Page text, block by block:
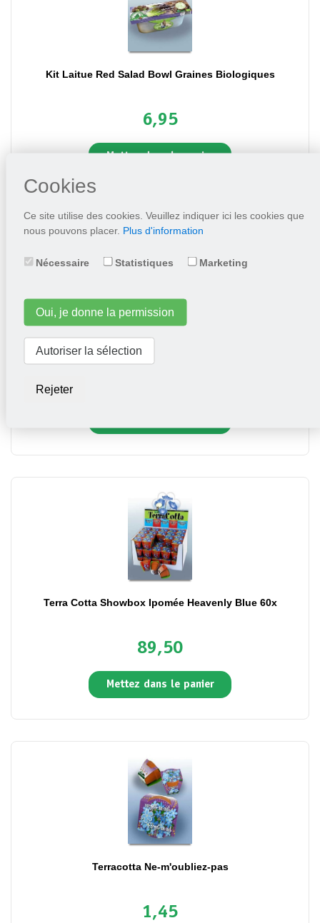
Cookies
Ce site utilise des cookies. Veuillez indiquer ici les cookies que
nous pouvons placer. Plus d'information
Nécessaire Statistiques Marketing
Oui, je donne la permission
Autoriser la sélection
Rejeter
Kit Laitue Red Salad Bowl Graines Biologiques
6,95
Mettez dans le panier
Kit Tomate Siderno F1 (pot)
Terra Cotta Showbox Ipomée Heavenly Blue 60x
89,50
Mettez dans le panier
Terracotta Ne-m'oubliez-pas
1,45